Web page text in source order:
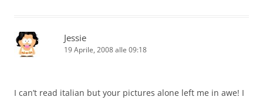
Jessie
19 Aprile, 2008 alle 09:18
I can’t read italian but your pictures alone left me in awe! I